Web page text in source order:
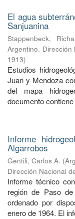
El agua
Sanjuanina
Stappenbeck,
Argentino.
1913)
Estudios
Juan y Mendoza
del mapa
documento
Informe
Algarrobos
Gentili, Carlos A. (
Dirección Nacional
Informe técnico
región de Paso
ordenado por
enero de 1964. El